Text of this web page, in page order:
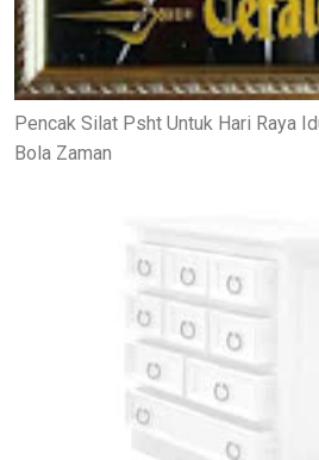
Pencak Silat Psht Untuk Hari Raya
Bola Zaman